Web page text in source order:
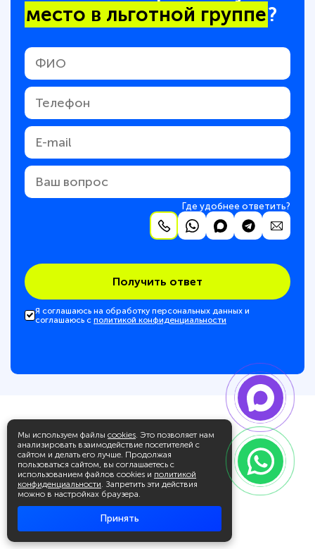
Мы используем файлы cookies. Это позволяет нам
анализировать взаимодействие посетителей с
сайтом и делать его лучше. Продолжая
пользоваться сайтом, вы соглашаетесь с
использованием файлов cookies и политикой
конфиденциальности. Запретить эти действия
можно в настройках браузера.
Принять
место в льготной группе?
Где удобнее ответить?
Получить ответ
Я соглашаюсь на обработку персональных данных и
соглашаюсь с политикой конфиденциальности